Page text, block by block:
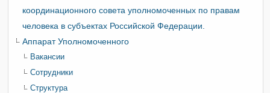
координационного совета уполномоченных по правам
человека в субъектах Российской Федерации.
Аппарат Уполномоченного
Вакансии
Сотрудники
Структура